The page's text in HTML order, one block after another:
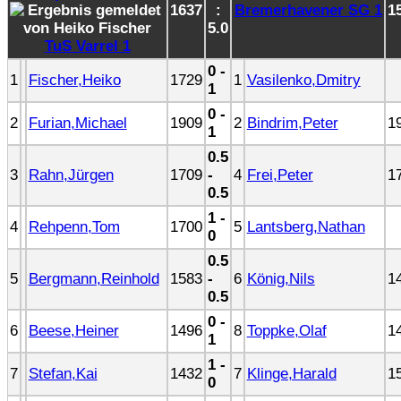
TuS Varrel 1
1637
:
5.0
Bremerhavener SG 1
1 Fischer,Heiko 1729
0 -
1
1 Vasilenko,Dmitry
2 Furian,Michael 1909
0 -
1
2 Bindrim,Peter
3 Rahn,Jürgen 1709
0.5
-
0.5
4 Frei,Peter
4 Rehpenn,Tom 1700
1 -
0
5 Lantsberg,Nathan
5 Bergmann,Reinhold 1583
0.5
-
0.5
6 König,Nils
6 Beese,Heiner 1496
0 -
1
8 Toppke,Olaf
7 Stefan,Kai 1432
1 -
0
7 Klinge,Harald